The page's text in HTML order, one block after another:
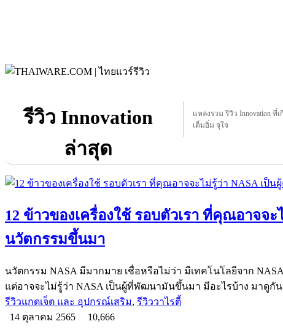
รีวิว Innovation
ล่าสุด
แหล่งรวม รีวิว Innovation ที่
เต็มอิ่ม จุใจ
12 ข้าวของเครื่องใช้ รอบตัวเรา ที่คุณอาจจ
นวัตกรรมขึ้นมา
นวัตกรรม NASA มีมากมาย เชื่อหรือไม่ว่า มีเทคโนโลยีจาก
แต่อาจจะไม่รู้ว่า NASA เป็นผู้ที่พัฒนามันขึ้นมา มีอะไรบ้าง มาดูกัน
รีวิวแกดเจ็ต และ อุปกรณ์เสริม, รีวิววาไรตี้
14 ตุลาคม 2565
10,666